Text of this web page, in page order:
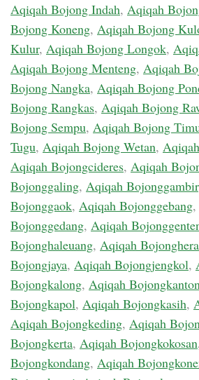
Aqiqah Bojong Indah, Aqiqah
Bojong Koneng, Aqiqah Bojong
Kulur, Aqiqah Bojong Longok,
Aqiqah Bojong Menteng, Aqiqah
Bojong Nangka, Aqiqah Bojong
Bojong Rangkas, Aqiqah Bojong
Bojong Sempu, Aqiqah Bojong
Tugu, Aqiqah Bojong Wetan,
Aqiqah Bojongcideres, Aqiqah
Bojonggaling, Aqiqah Bojonggambir
Bojonggaok, Aqiqah Bojonggebang,
Bojonggedang, Aqiqah
Bojonghaleuang, Aqiqah
Bojongjaya, Aqiqah Bojongjengkol,
Bojongkalong, Aqiqah
Bojongkapol, Aqiqah Bojongkasih,
Aqiqah Bojongkeding, Aqiqah
Bojongkerta, Aqiqah Bojongkokosan
Bojongkondang, Aqiqah